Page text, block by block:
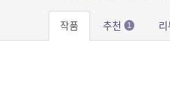
작품 추천 1